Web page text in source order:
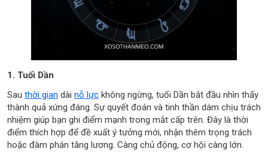
1. Tuổi Dần
Sau thời gian dài nỗ lực không ngừng, tuổi Dần bắt đầu nhìn thấy
thành quả xứng đáng. Sự quyết đoán và tinh thần dám chịu trách
nhiệm giúp bạn ghi điểm mạnh trong mắt cấp trên. Đây là thời
điểm thích hợp để đề xuất ý tưởng mới, nhận thêm trọng trách
hoặc đàm phán tăng lương. Càng chủ động, cơ hội càng lớn.